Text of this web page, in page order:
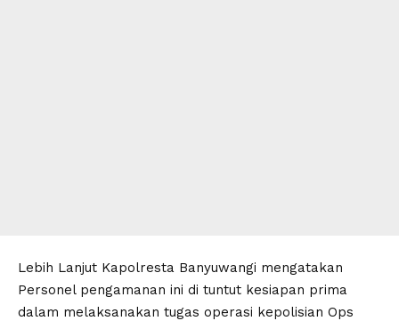
Lebih Lanjut Kapolresta Banyuwangi mengatakan
Personel pengamanan ini di tuntut kesiapan prima
dalam melaksanakan tugas operasi kepolisian Ops